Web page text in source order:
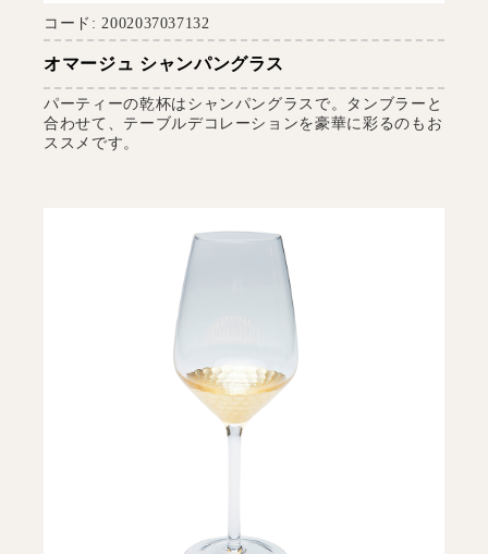
コード: 2002037037132
オマージュ シャンパングラス
パーティーの乾杯はシャンパングラスで。タンブラーと
合わせて、テーブルデコレーションを豪華に彩るのもお
ススメです。